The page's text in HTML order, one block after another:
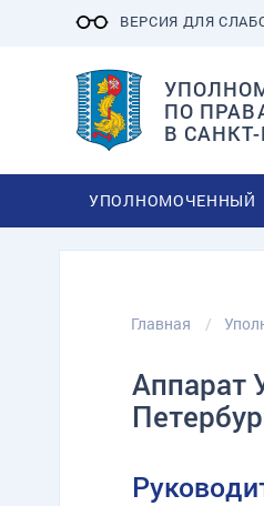
ВЕРСИЯ ДЛЯ
ПО
В
УПОЛНОМОЧЕННЫЙ
Главная
Аппарат